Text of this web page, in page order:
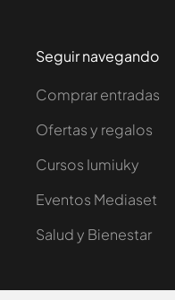
Seguir navegando
Comprar entradas
Ofertas y regalos
Cursos Iumiuky
Eventos Mediaset
Salud y Bienestar